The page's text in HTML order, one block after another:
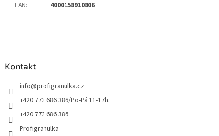
EAN: 4000158910806
Kontakt
info@profigranulka.cz
+420 773 686 386/Po-Pá 11-17h.
+420 773 686 386
Profigranulka